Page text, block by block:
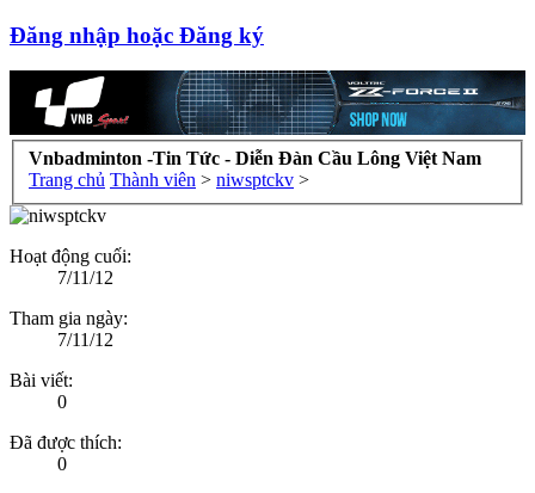
Đăng nhập hoặc Đăng ký
Vnbadminton -Tin Tức - Diễn Đàn Cầu Lông Việt Nam
Trang chủ Thành viên > niwsptckv >
Hoạt động cuối:
7/11/12
Tham gia ngày:
7/11/12
Bài viết:
0
Đã được thích:
0